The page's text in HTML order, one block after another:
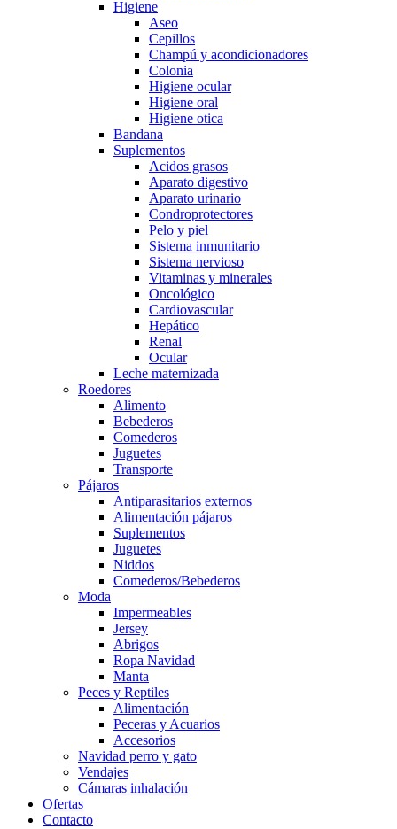
Higiene
Aseo
Cepillos
Champú y acondicionadores
Colonia
Higiene ocular
Higiene oral
Higiene otica
Bandana
Suplementos
Acidos grasos
Aparato digestivo
Aparato urinario
Condroprotectores
Pelo y piel
Sistema inmunitario
Sistema nervioso
Vitaminas y minerales
Oncológico
Cardiovascular
Hepático
Renal
Ocular
Leche maternizada
Roedores
Alimento
Bebederos
Comederos
Juguetes
Transporte
Pájaros
Antiparasitarios externos
Alimentación pájaros
Suplementos
Juguetes
Niddos
Comederos/Bebederos
Moda
Impermeables
Jersey
Abrigos
Ropa Navidad
Manta
Peces y Reptiles
Alimentación
Peceras y Acuarios
Accesorios
Navidad perro y gato
Vendajes
Cámaras inhalación
Ofertas
Contacto